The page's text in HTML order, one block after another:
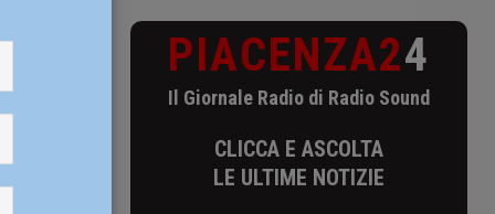
“Il
PIACENZA24
Il Giornale Radio di Radio Sound
CLICCA E ASCOLTA
LE ULTIME NOTIZIE